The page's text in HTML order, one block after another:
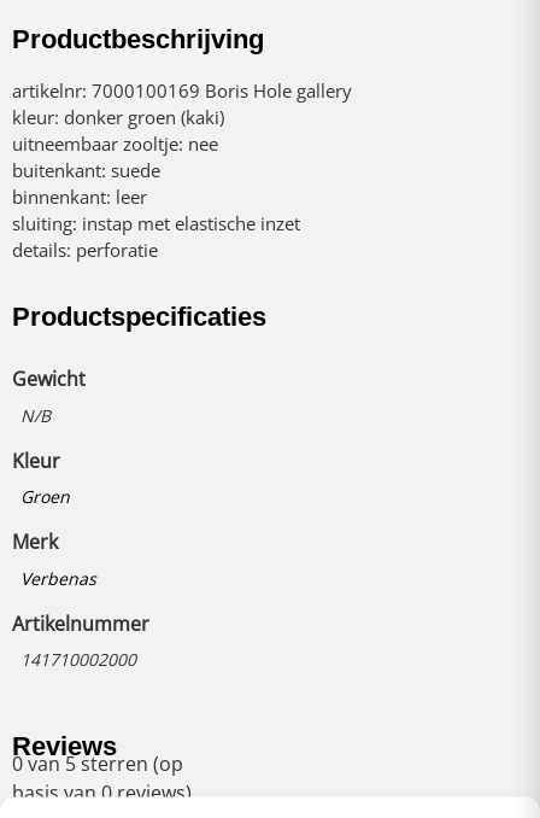
Productbeschrijving
artikelnr: 7000100169 Boris Hole gallery
kleur: donker groen (kaki)
uitneembaar zooltje: nee
buitenkant: suede
binnenkant: leer
sluiting: instap met elastische inzet
details: perforatie
Productspecificaties
Gewicht
N/B
Kleur
Groen
Merk
Verbenas
Artikelnummer
141710002000
Reviews
0 van 5 sterren (op
basis van 0 reviews)